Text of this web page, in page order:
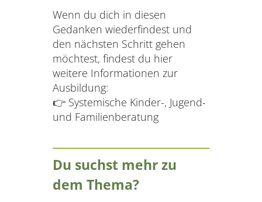
Wenn du dich in diesen
Gedanken wiederfindest und
den nächsten Schritt gehen
möchtest, findest du hier
weitere Informationen zur
Ausbildung:
👉 Systemische Kinder-, Jugend-
und Familienberatung
Du suchst mehr zu
dem Thema?